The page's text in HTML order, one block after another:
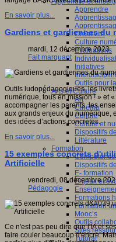
Apprendre
Créativité
Culture
Evaluations
Initiatives
Outils pour
Arts et Culture
Art
Cinéma
Culture
Culture et
Dispositifs
Littérature
Formation
Dispositifs
E- formation
Enjeux et
Formations
Formation
Mooc’s
Outils
Sites
Tutorat
En savoir plus...
Gardiens et gardiennes du
mardi, 12 décembre 2023
Fait marquant
Outils ludopédagogiques, les
numérique, tous en mission ! » et
accompagner les parents, les
aux grands enjeux du numérique,
des idées d’actions concrètes.
En savoir plus...
15 exemples concrets
Artificielle
vendredi, 08 décembre
Pédagogie
Ce n'est pas peu dire que l'IA et
faire couler beaucoup d'encre.